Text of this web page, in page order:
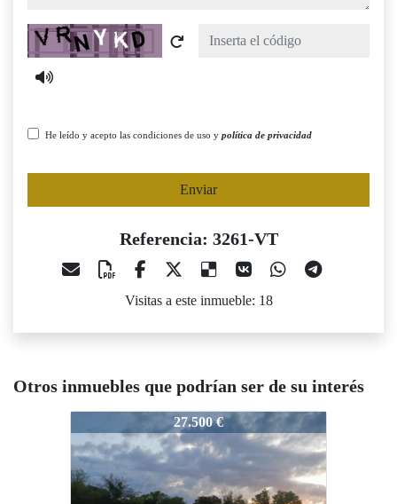
Captcha
He leído y acepto las condiciones de uso y política de privacidad
Enviar
Referencia: 3261-VT
Visitas a este inmueble: 18
Otros inmuebles que podrían ser de su interés
64.900 €